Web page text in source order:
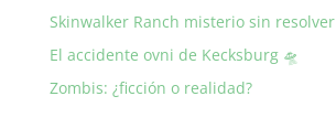
Skinwalker Ranch misterio sin resolver
El accidente ovni de Kecksburg 🛸
Zombis: ¿ficción o realidad?